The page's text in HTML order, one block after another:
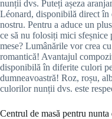
nunții dvs. Puteți așeza
Léonard, disponibilă direct în
nostru. Pentru a aduce un
ce să nu folosiți mici sfeșnice
mese? Lumânările vor crea
romantică! Avantajul
disponibilă în diferite culori
dumneavoastră! Roz, roșu,
culorilor nunții dvs. este
Centrul de masă pentru nunta